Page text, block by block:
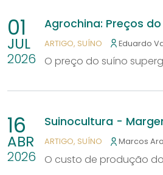
01
JUL
2026
Agrochina: Preços
ARTIGO SUÍNO Eduardo
O preço do suíno
16
ABR
2026
Suinocultura -
ARTIGO SUÍNO Marcos
O custo de produção